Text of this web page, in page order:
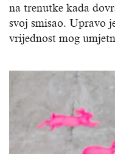
na trenutke kada
svoj smisao. Upravo
vrijednost mog